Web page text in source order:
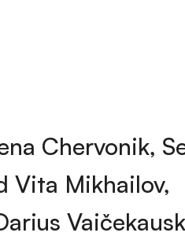
Chervonik,
Vita Mikhailov,